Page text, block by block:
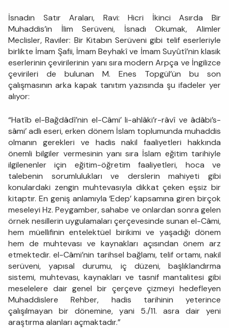
İsnadın Satır Araları, Ravi: Hicri İkinci Asırda Bir
Muhaddis’in İlim Serüveni, İsnadı Okumak, Alimler
Meclisler, Raviler: Bir Kitabın Serüveni gibi telif eserleriyle
birlikte İmam Şafii, İmam Beyhakî ve İmam Suyûtî’nin klasik
eserlerinin çevirilerinin yanı sıra modern Arpça ve İngilizce
çevirileri de bulunan M. Enes Topgül’ün bu son
çalışmasının arka kapak tanıtım yazısında şu ifadeler yer
alıyor:
“Hatîb el-Bağdâdî’nin el-Câmi’ li-ahlâki’r-râvî ve âdâbi’s-
sâmi’ adlı eseri, erken dönem İslam toplumunda muhaddis
olmanın gerekleri ve hadis nakil faaliyetleri hakkında
önemli bilgiler vermesinin yanı sıra İslam eğitim tarihiyle
ilgilenenler için eğitim-öğretim faaliyetleri, hoca ve
talebenin sorumlulukları ve derslerin mahiyeti gibi
konulardaki zengin muhtevasıyla dikkat çeken eşsiz bir
kitaptır. En geniş anlamıyla ‘Edep’ kapsamına giren birçok
meseleyi Hz. Peygamber, sahabe ve onlardan sonra gelen
örnek nesillerin uygulamaları çerçevesinde sunan el-Câmi,
hem müellifinin entelektüel birikimi ve yaşadığı dönem
hem de muhtevası ve kaynakları açısından önem arz
etmektedir. el-Câmi’nin tarihsel bağlamı, telif ortamı, nakil
serüveni, yapısal durumu, iç düzeni, başlıklandırma
sistemi, muhtevası, kaynakları ve tasnif mantalitesi gibi
meselelere dair genel bir çerçeve çizmeyi hedefleyen
Muhaddislere Rehber, hadis tarihinin yeterince
çalışılmayan bir dönemine, yani 5./11. asra dair yeni
araştırma alanları açmaktadır.”